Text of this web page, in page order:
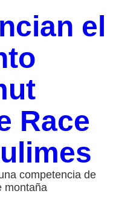
el
Race
competencia de
montaña